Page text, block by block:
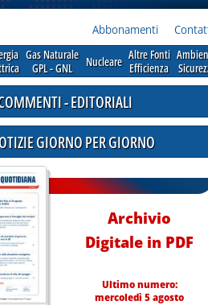
Abbonamenti
Gas Naturale
GPL - GNL
Nucleare Altre Fonti
Efficienza
- EDITORIALI
GIORNO PER GIORNO
Archivio
Digitale in PDF
Ultimo numero:
mercoledì 5 agosto